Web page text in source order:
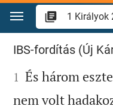
Ugrás a tartalomra
1 Királyok 22
IBS-fordítás (Új

1 És három
nem volt